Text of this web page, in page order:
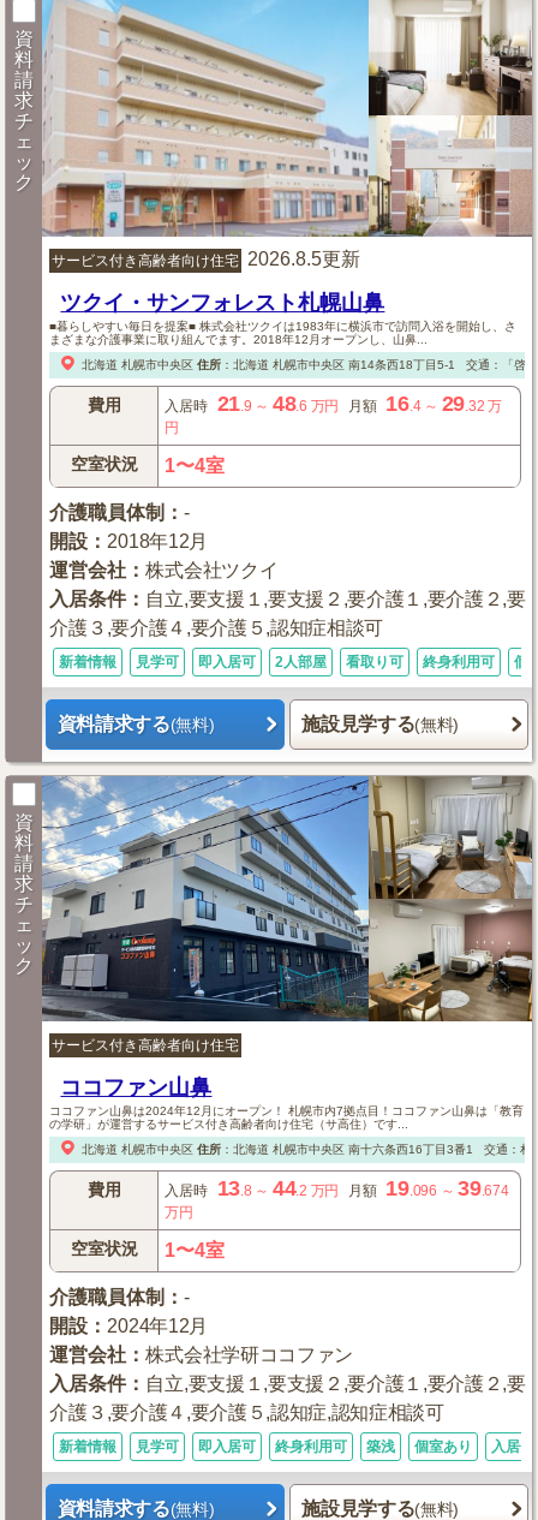
資
料
請
求
チ
ェ
ッ
ク
サービス付き高齢者向け住宅 2026.8.5更新
ツクイ・サンフォレスト札幌山鼻
■暮らしやすい毎日を提案■ 株式会社ツクイは1983年に横浜市で訪問入浴を開始し、さ
まざまな介護事業に取り組んでます。2018年12月オープンし、山鼻...
北海道 札幌市中央区 住所： 北海道 札幌市中央区南14条西18丁目5-1 交通：「啓
費用 入居時 21.9 ～ 48.6 万円 月額 16.4～ 29.32 万
円
空室状況 1〜4室
介護職員体制 ：-
開設 ： 2018年12月
運営会社 ：株式会社ツクイ
入居条件： 自立,要支援１,要支援２,要介護１,要介護２,要
介護３,要介護４,要介護５,認知症相談可
新着情報 見学可 即入居可 2人部屋 看取り可 終身利用可 個
資料請求する(無料) 施設見学する(無料)
資
料
請
求
チ
ェ
ッ
ク
サービス付き高齢者向け住宅
ココファン山鼻
ココファン山鼻は2024年12月にオープン！ 札幌市内7拠点目！ココファン山鼻は「教育
の学研」が運営するサービス付き高齢者向け住宅（サ高住）です...
北海道 札幌市中央区 住所： 北海道 札幌市中央区南十六条西16丁目3番1 交通：札
費用 入居時 13 .8 ～ 44.2 万円 月額 19.096 ～39.674
万円
空室状況 1〜4室
介護職員体制 ：-
開設 ： 2024年12月
運営会社 ：株式会社学研ココファン
入居条件： 自立,要支援１,要支援２,要介護１,要介護２,要
介護３,要介護４,要介護５,認知症,認知症相談可
新着情報 見学可 即入居可 終身利用可 築浅 個室あり 入居金
資料請求する(無料) 施設見学する(無料)